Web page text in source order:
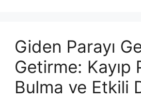
Giden Parayı
Getirme: Kayıp
Bulma ve Etkili